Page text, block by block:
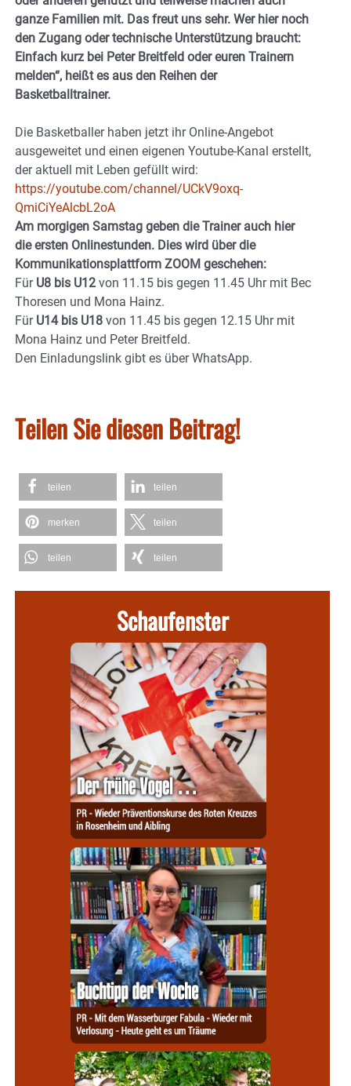
ganze Familien mit. Das freut uns sehr. Wer hier noch
den Zugang oder technische Unterstützung braucht:
Einfach kurz bei Peter Breitfeld oder euren Trainern
melden“, heißt es aus den Reihen der
Basketballtrainer.
Die Basketballer haben jetzt ihr Online-Angebot
ausgeweitet und einen eigenen Youtube-Kanal erstellt,
der aktuell mit Leben gefüllt wird:
https://youtube.com/channel/UCkV9oxq-
QmiCiYeAlcbL2oA
Am morgigen Samstag geben die Trainer auch hier
die ersten Onlinestunden. Dies wird über die
Kommunikationsplattform ZOOM geschehen:
Für U8 bis U12 von 11.15 bis gegen 11.45 Uhr mit Bec
Thoresen und Mona Hainz.
Für U14 bis U18 von 11.45 bis gegen 12.15 Uhr mit
Mona Hainz und Peter Breitfeld.
Den Einladungslink gibt es über WhatsApp.
Teilen Sie diesen Beitrag!
teilen teilen
merken teilen
teilen teilen
Schaufenster